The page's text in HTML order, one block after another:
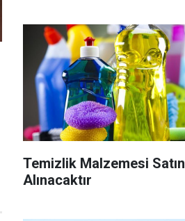
Temizlik Malzemesi Satın
Alınacaktır